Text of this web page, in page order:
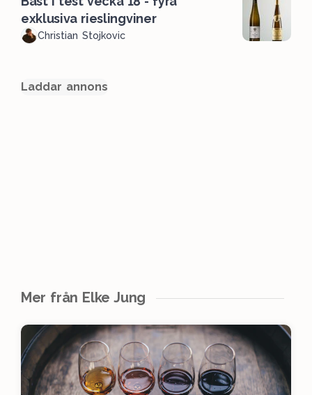
exklusiva rieslingviner
Christian Stojkovic
Laddar annons
Mer från Elke Jung